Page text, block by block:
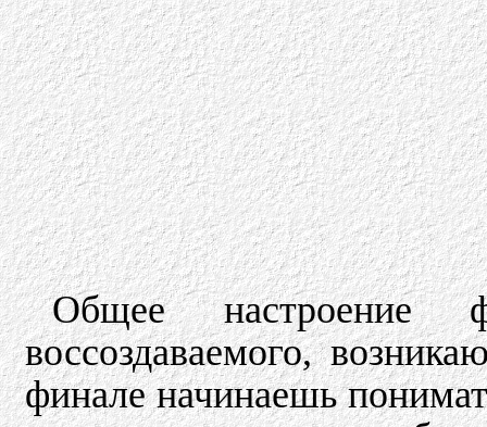
Общее
воссоздаваемого,
финале начинаешь